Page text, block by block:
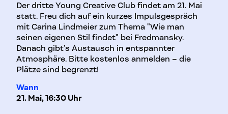
Der dritte Young Creative Club findet am 21. Mai
statt. Freu dich auf ein kurzes Impulsgespräch
mit Carina Lindmeier zum Thema "Wie man
seinen eigenen Stil findet" bei Fredmansky.
Danach gibt's Austausch in entspannter
Atmosphäre. Bitte kostenlos anmelden – die
Plätze sind begrenzt!
Wann
21. Mai, 16:30 Uhr